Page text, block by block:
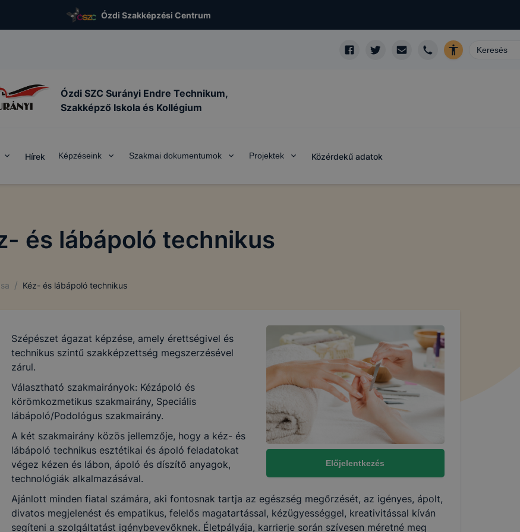
Ózdi Szakképzési Centrum
Ózdi SZC Surányi Endre Technikum,
Szakképző Iskola és Kollégium
Hírek Képzéseink Szakmai dokumentumok Projektek Közérdekű adatok
és lábápoló technikus
/ Kéz- és lábápoló technikus
Előjelentkezés
Szépészet ágazat képzése, amely érettségivel és
technikus szintű szakképzettség megszerzésével
zárul.
Választható szakmairányok: Kézápoló és
körömkozmetikus szakmairány, Speciális
lábápoló/Podológus szakmairány.
A két szakmairány közös jellemzője, hogy a kéz- és
lábápoló technikus esztétikai és ápoló feladatokat
végez kézen és lábon, ápoló és díszítő anyagok,
technológiák alkalmazásával.
Ajánlott minden fiatal számára, aki fontosnak tartja az egészség megőrzését, az igényes, ápolt,
divatos megjelenést és empatikus, felelős magatartással, kézügyességgel, kreativitással kíván
segíteni a szolgáltatást igénybevevőknek. Életpályája, karrierje során szívesen méretné meg
Ön egy weboldalt látogat meg. A cookie-k számtalan
nem gyűjt és nem tárol személyes adatokat, így
nem lehet.
Képzéstámogató Központ Zrt. milyen célból és milyen cookie-kat
élmény biztosítása (információ gyűjtése azzal
hogyan használja Ön a honlapot és a honlap melyik részeit
munkamenet sütik (session cookie)
k ahhoz szükségesek, hogy a felhasználók zavartalanul